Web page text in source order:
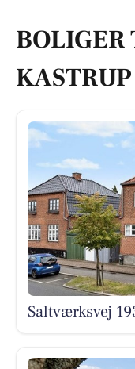
BOLIGER
KASTRUP
Saltværksvej